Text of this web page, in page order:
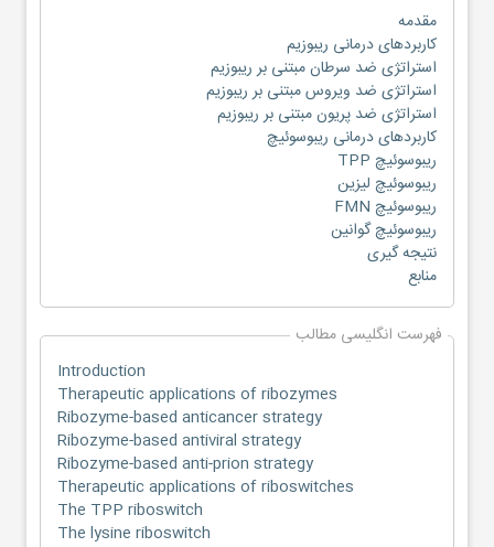
مقدمه
کاربردهای درمانی ریبوزیم
استراتژی ضد سرطان مبتنی بر ریبوزیم
استراتژی ضد ویروس مبتنی بر ریبوزیم
استراتژی ضد پریون مبتنی بر ریبوزیم
کاربردهای درمانی ریبوسوئیچ
ریبوسوئیچ TPP
ریبوسوئیچ لیزین
ریبوسوئیچ FMN
ریبوسوئیچ گوانین
نتیجه گیری
منابع
فهرست انگلیسی مطالب
Introduction
Therapeutic applications of ribozymes
Ribozyme-based anticancer strategy
Ribozyme-based antiviral strategy
Ribozyme-based anti-prion strategy
Therapeutic applications of riboswitches
The TPP riboswitch
The lysine riboswitch